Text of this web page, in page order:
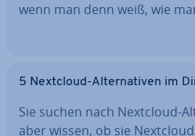
wenn man denn weiß, wie
5 Nextcloud-Al­ter­na­ti­ven im
Sie suchen nach Nextcloud-
aber wissen, ob sie